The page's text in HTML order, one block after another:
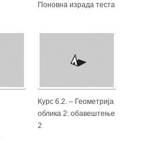
Поновна израда теста
Курс 6.2. – Геометрија
облика 2: обавештење
2